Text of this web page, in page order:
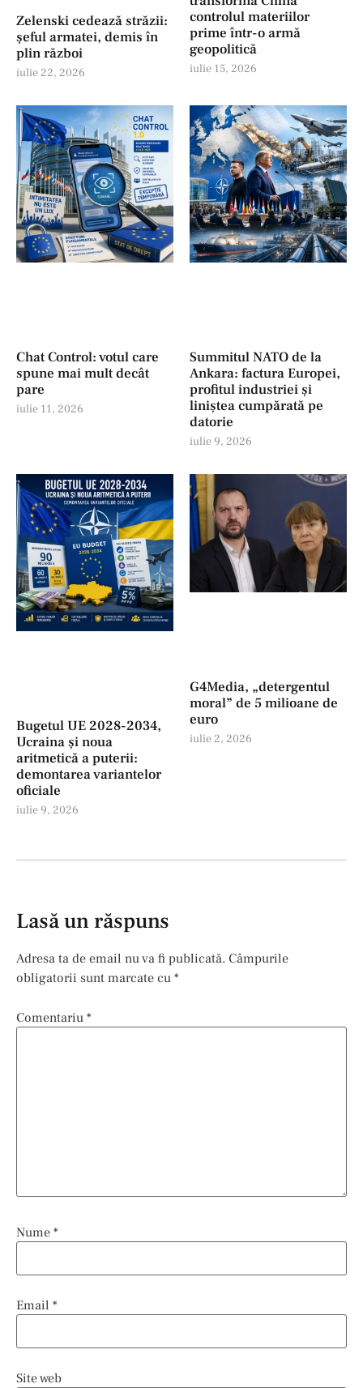
Zelenski cedează străzii:
șeful armatei, demis în
plin război
iulie 22, 2026
controlul materiilor
prime într-o armă
geopolitică
iulie 15, 2026
Chat Control: votul care
spune mai mult decât
pare
iulie 11, 2026
Summitul NATO de la
Ankara: factura Europei,
profitul industriei şi
liniștea cumpărată pe
datorie
iulie 9, 2026
Bugetul UE 2028-2034,
Ucraina și noua
aritmetică a puterii:
demontarea variantelor
oficiale
iulie 9, 2026
G4Media, „detergentul
moral” de 5 milioane de
euro
iulie 2, 2026
Lasă un răspuns
Adresa ta de email nu va fi publicată. Câmpurile
obligatorii sunt marcate cu *
Comentariu *
Nume *
Email *
Site web